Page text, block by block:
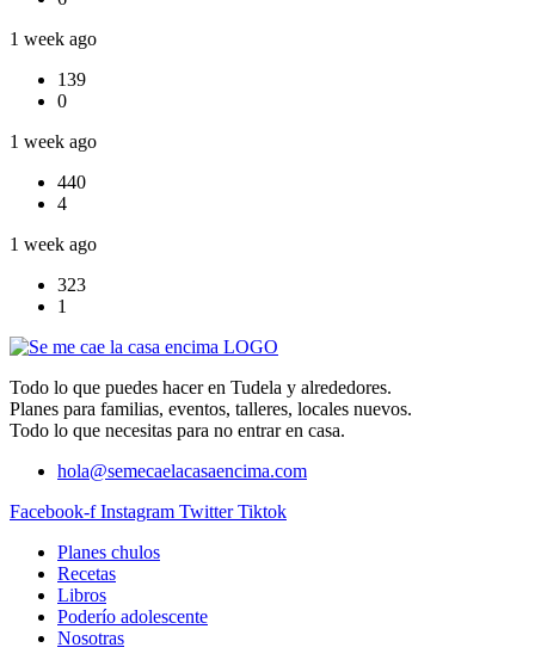
1 week ago
139
0
1 week ago
440
4
1 week ago
323
1
Todo lo que puedes hacer en Tudela y alrededores.
Planes para familias, eventos, talleres, locales nuevos.
Todo lo que necesitas para no entrar en casa.
hola@semecaelacasaencima.com
Facebook-f Instagram Twitter Tiktok
Planes chulos
Recetas
Libros
Poderío adolescente
Nosotras